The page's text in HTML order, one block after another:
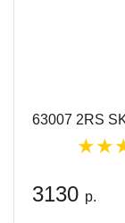
63007 2RS
3130 р.